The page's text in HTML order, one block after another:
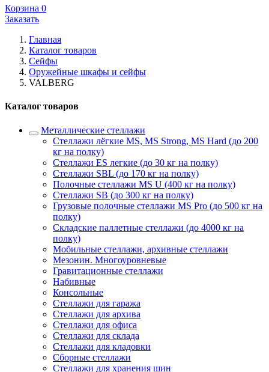
Корзина 0
Заказать
Главная
Каталог товаров
Сейфы
Оружейные шкафы и сейфы
VALBERG
Каталог товаров
Металлические стеллажи
Стеллажи лёгкие MS, MS Strong, MS Hard (до 200
кг на полку)
Стеллажи ES легкие (до 30 кг на полку)
Стеллажи SBL (до 170 кг на полку)
Полочные стеллажи MS U (400 кг на полку)
Стеллажи SB (до 300 кг на полку)
Грузовые полочные стеллажи MS Pro (до 500 кг на
полку)
Складские паллетные стеллажи (до 4000 кг на
полку)
Мобильные стеллажи, архивные стеллажи
Мезонин. Многоуровневые
Гравитационные стеллажи
Набивные
Консольные
Стеллажи для гаража
Стеллажи для архива
Стеллажи для офиса
Стеллажи для склада
Стеллажи для кладовки
Сборные стеллажи
Стеллажи для хранения шин